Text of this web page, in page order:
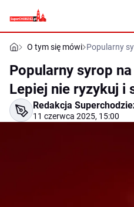
O tym się mówi Popularny
Popularny syrop
Lepiej nie ryzykuj i
Redakcja
11 czerwca 2025, 15:00